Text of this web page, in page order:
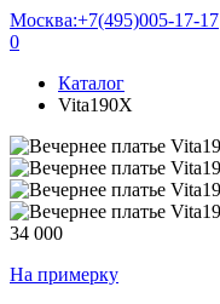
Москва:+7(495)005-17-17
0
Каталог
Vita190X
34 000
На примерку